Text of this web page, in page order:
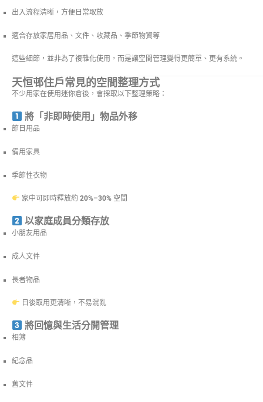
出入流程清晰，方便日常取放
適合存放家居用品、文件、收藏品、季節物資等
這些細節，並非為了複雜化使用，而是讓空間管理變得更簡單、更有系統。
天恒邨住戶常見的空間整理方式
不少用家在使用迷你倉後，會採取以下整理策略：
將「非即時使用」物品外移
節日用品
備用家具
季節性衣物
家中可即時釋放約 20%–30%空間
以家庭成員分類存放
小朋友用品
成人文件
長者物品
日後取用更清晰，不易混亂
將回憶與生活分開管理
相簿
紀念品
舊文件